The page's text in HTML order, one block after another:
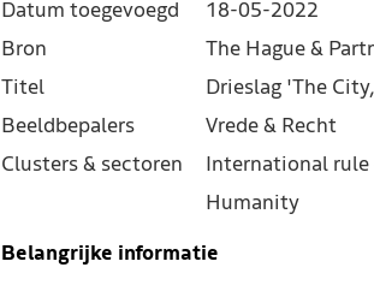
Datum toegevoegd
18-05-2022
Bron
The Hague &
Titel
Drieslag 'The
Beeldbepalers
Vrede & Recht
Clusters & sectoren
International
Humanity
Belangrijke informatie